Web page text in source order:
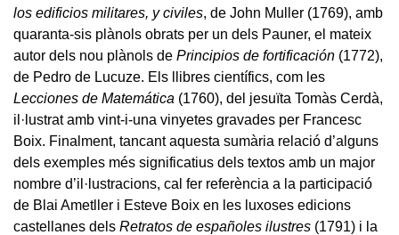
los edificios militares, y civiles, de John Muller (1769), amb
quaranta-sis plànols obrats per un dels Pauner, el mateix
autor dels nou plànols de Principios de fortificación (1772),
de Pedro de Lucuze. Els llibres científics, com les
Lecciones de Matemática (1760), del jesuïta Tomàs Cerdà,
il·lustrat amb vint-i-una vinyetes gravades per Francesc
Boix. Finalment, tancant aquesta sumària relació d’alguns
dels exemples més significatius dels textos amb un major
nombre d’il·lustracions, cal fer referència a la participació
de Blai Ametller i Esteve Boix en les luxoses edicions
castellanes dels Retratos de españoles ilustres (1791) i la